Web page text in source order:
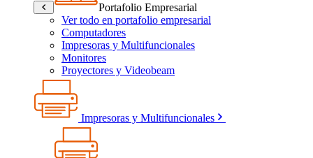
Portafolio Empresarial
Ver todo en portafolio empresarial
Computadores
Impresoras y Multifuncionales
Monitores
Proyectores y Videobeam
Impresoras y Multifuncionales